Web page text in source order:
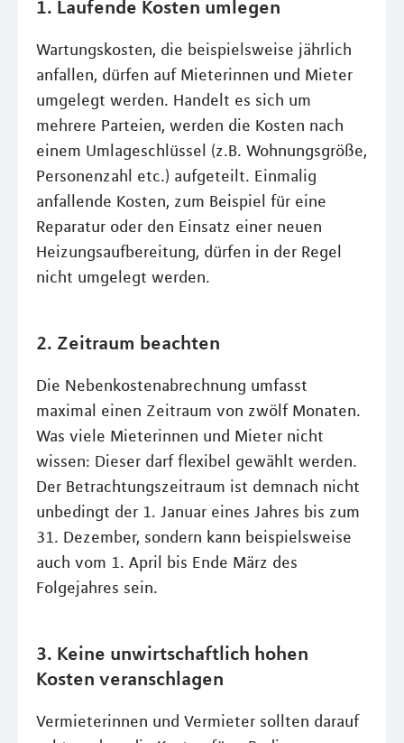
1. Laufende Kosten umlegen
Wartungskosten, die beispielsweise jährlich
anfallen, dürfen auf Mieterinnen und Mieter
umgelegt werden. Handelt es sich um
mehrere Parteien, werden die Kosten nach
einem Umlageschlüssel (z.B. Wohnungsgröße,
Personenzahl etc.) aufgeteilt. Einmalig
anfallende Kosten, zum Beispiel für eine
Reparatur oder den Einsatz einer neuen
Heizungsaufbereitung, dürfen in der Regel
nicht umgelegt werden.
2. Zeitraum beachten
Die Nebenkostenabrechnung umfasst
maximal einen Zeitraum von zwölf Monaten.
Was viele Mieterinnen und Mieter nicht
wissen: Dieser darf flexibel gewählt werden.
Der Betrachtungszeitraum ist demnach nicht
unbedingt der 1. Januar eines Jahres bis zum
31. Dezember, sondern kann beispielsweise
auch vom 1. April bis Ende März des
Folgejahres sein.
3. Keine unwirtschaftlich hohen
Kosten veranschlagen
Vermieterinnen und Vermieter sollten darauf